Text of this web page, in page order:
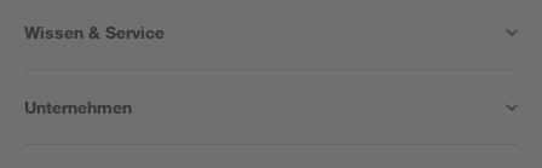
Wissen & Service
Unternehmen